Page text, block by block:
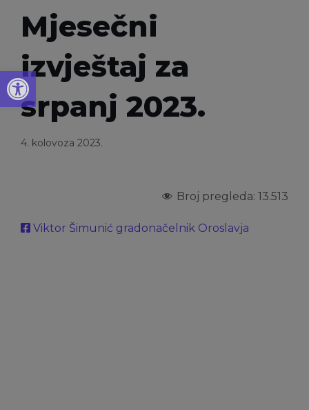
Open toolbar
Mjesečni
izvještaj za
srpanj 2023.
4. kolovoza 2023.
Broj pregleda: 13.513
Viktor Šimunić gradonačelnik Oroslavja